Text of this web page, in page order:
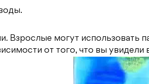
Взрослые могут использовать
от того, что вы увидели